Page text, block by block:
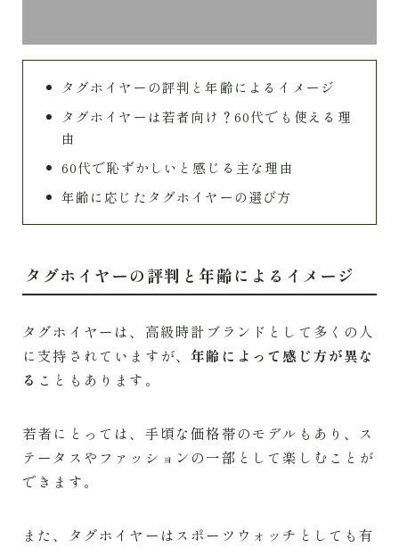
タグホイヤーの評判と年齢によるイメージ
タグホイヤーは若者向け？60代でも使える理
由
60代で恥ずかしいと感じる主な理由
年齢に応じたタグホイヤーの選び方
タグホイヤーの評判と年齢によるイメージ
タグホイヤーは、高級時計ブランドとして多くの人
に支持されていますが、年齢によって感じ方が異な
る こともあります。
若者にとっては、手頃な価格帯のモデルもあり、ス
テータスやファッションの一部として楽しむことが
できます。
また、タグホイヤーはスポーツウォッチとしても有